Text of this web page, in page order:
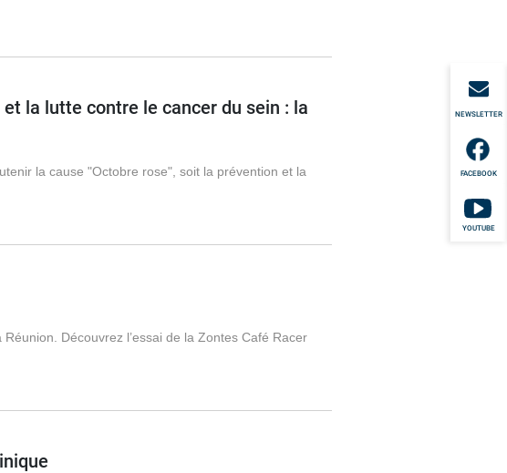
NEWSLETTER
FACEBOOK
YOUTUBE
la lutte contre le cancer du sein : la
la cause "Octobre rose", soit la prévention et la
Découvrez l’essai de la Zontes Café Racer